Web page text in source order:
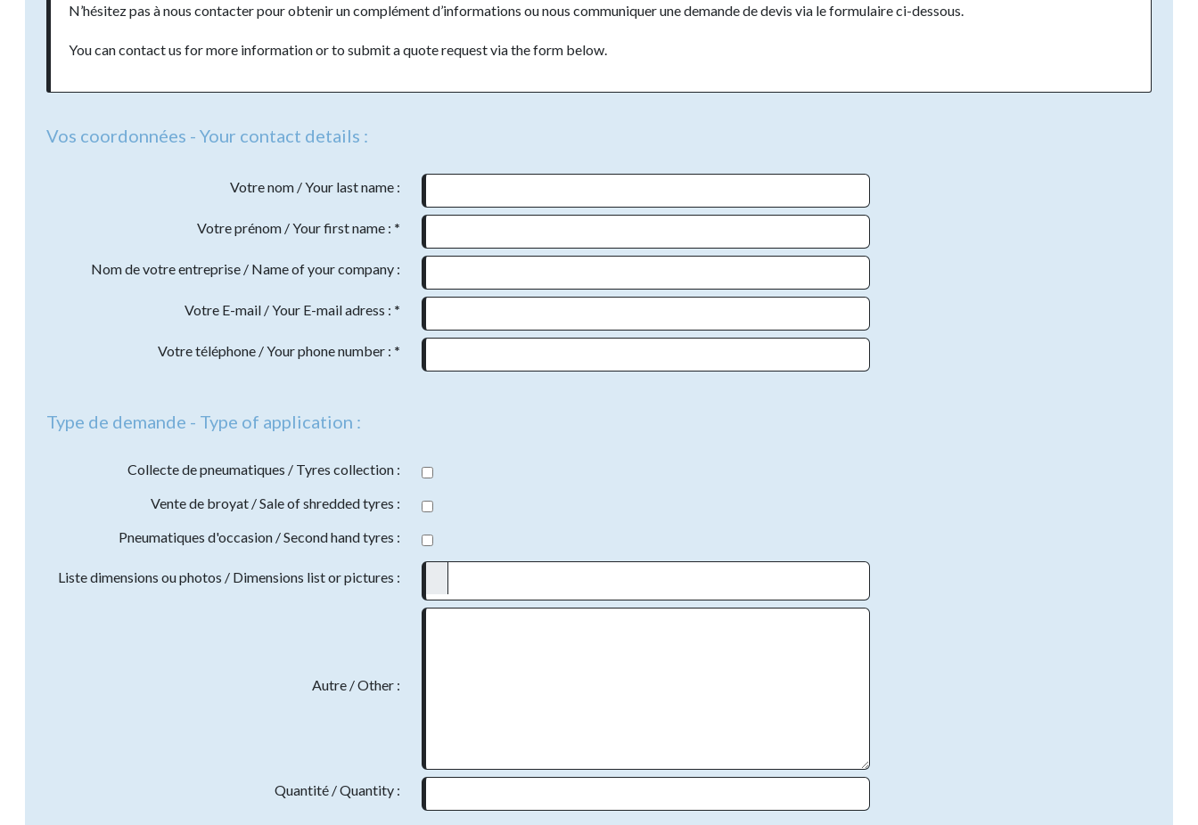
N’hésitez pas à nous contacter pour obtenir un complément d’informations ou nous communiquer une demande de devis via le formulaire ci-dessous.
You can contact us for more information or to submit a quote request via the form below.
Vos coordonnées - Your contact details :
Votre nom / Your last name :
Votre prénom / Your first name : *
Nom de votre entreprise / Name of your company :
Votre E-mail / Your E-mail adress : *
Votre téléphone / Your phone number : *
Type de demande - Type of application :
Collecte de pneumatiques / Tyres collection :
Vente de broyat / Sale of shredded tyres :
Pneumatiques d'occasion / Second hand tyres :
Liste dimensions ou photos / Dimensions list or pictures :
Autre / Other :
Quantité / Quantity :